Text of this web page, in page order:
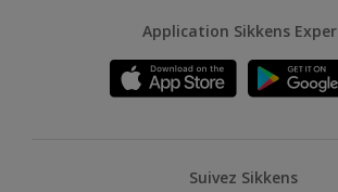
Application Sikkens
Suivez Sikkens